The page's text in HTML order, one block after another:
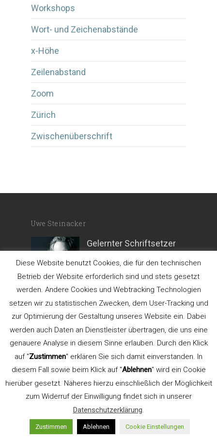
Workshops
Wort- und Zeichenabstände
x-Höhe
Zeilenabstand
Zoom
Zürich
Zwischenüberschrift
Uwe Steinacker
Gelernter Schriftsetzer
Kommunikationsdesigner. Gründer der
WerbeagenturLEHN.STEIN.
Lehrbeauftragter für Typografie an der
FH Düsseldorf, Fachbereich Design (bis
2015). Gründer und Seminarleiter
TypeSCHOOL.
Referent der AGD
Aus- und Weiterbildung
Diese Website benutzt Cookies, die für den technischen
Betrieb der Website erforderlich sind und stets gesetzt
werden. Andere Cookies und Webtracking Technologien
setzen wir zu statistischen Zwecken, dem User-Tracking und
zur Optimierung der Gestaltung unseres Website ein. Dabei
werden auch Daten an Dienstleister übertragen, die uns eine
genauere Analyse in diesem Sinne erlauben. Durch den Klick
auf "Zustimmen" erklären Sie sich damit einverstanden. In
diesem Fall sowie beim Klick auf "Ablehnen" wird ein Cookie
hierüber gesetzt. Näheres hierzu einschließlich der Möglichkeit
zum Widerruf der Einwilligung findet sich in unserer
Datenschutzerklärung.
Zustimmen Ablehnen Cookie Einstellungen